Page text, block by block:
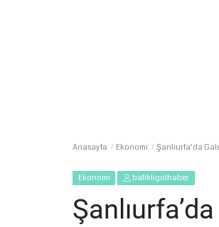
Anasayfa Ekonomi Şanlıurfa’da
Ekonomi balikligolhaber